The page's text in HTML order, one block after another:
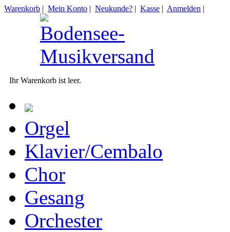
Warenkorb | Mein Konto | Neukunde? | Kasse | Anmelden |
Ihr Warenkorb ist leer.
Orgel
Klavier/Cembalo
Chor
Gesang
Orchester